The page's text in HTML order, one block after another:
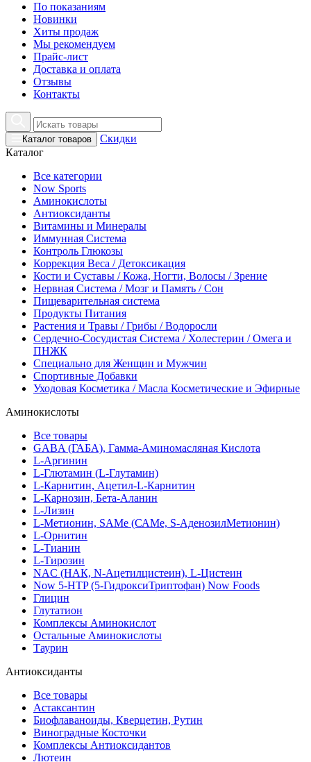
По показаниям
Новинки
Хиты продаж
Мы рекомендуем
Прайс-лист
Доставка и оплата
Отзывы
Контакты
Каталог товаров
Скидки
Каталог
Все категории
Now Sports
Аминокислоты
Антиоксиданты
Витамины и Минералы
Иммунная Система
Контроль Глюкозы
Коррекция Веса / Детоксикация
Кости и Суставы / Кожа, Ногти, Волосы / Зрение
Нервная Система / Мозг и Память / Сон
Пищеварительная система
Продукты Питания
Растения и Травы / Грибы / Водоросли
Сердечно-Сосудистая Система / Холестерин / Омега и
ПНЖК
Специально для Женщин и Мужчин
Спортивные Добавки
Уходовая Косметика / Масла Косметические и Эфирные
Аминокислоты
Все товары
GABA (ГАБА), Гамма-Аминомасляная Кислота
L-Аргинин
L-Глютамин (L-Глутамин)
L-Карнитин, Ацетил-L-Карнитин
L-Карнозин, Бета-Аланин
L-Лизин
L-Метионин, SAMe (САМе, S-АденозилМетионин)
L-Орнитин
L-Тианин
L-Тирозин
NAC (НАК, N-Ацетилцистеин), L-Цистеин
Now 5-HTP (5-ГидроксиТриптофан) Now Foods
Глицин
Глутатион
Комплексы Аминокислот
Остальные Аминокислоты
Таурин
Антиоксиданты
Все товары
Астаксантин
Биофлаваноиды, Кверцетин, Рутин
Виноградные Косточки
Комплексы Антиоксидантов
Лютеин